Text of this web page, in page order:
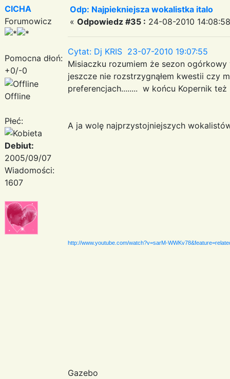
CICHA
Forumowicz
Pomocna dłoń:
+0/-0
Offline
Płeć:
Debiut:
2005/09/07
Wiadomości:
1607
Odp: Najpiekniejsza wokalistka italo
« Odpowiedz #35 : 24-08-2010
Cytat: Dj KRIS 23-07-2010 19:07:55
Misiaczku rozumiem że sezon
jeszcze nie rozstrzygnąłem kwestii czy
preferencjach........ w końcu Kopernik
A ja wolę najprzystojniejszych
http://www.youtube.com/watch?v=sarM-
Gazebo